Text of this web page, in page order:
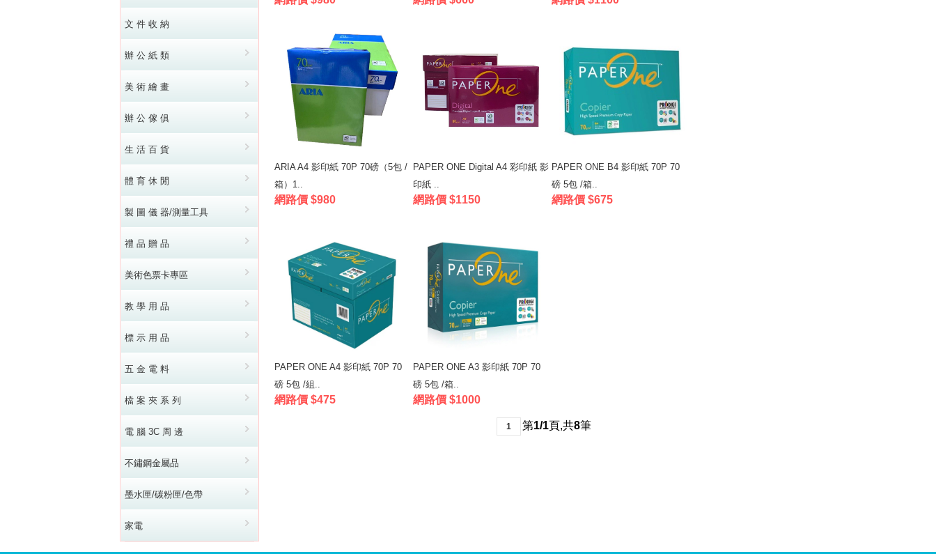
文 件 收 納
辦 公 紙 類
美 術 繪 畫
辦 公 傢 俱
生 活 百 貨
體 育 休 閒
製 圖 儀 器/測量工具
禮 品 贈 品
美術色票卡專區
教 學 用 品
標 示 用 品
五 金 電 料
檔 案 夾 系 列
電 腦 3C 周 邊
不鏽鋼金屬品
墨水匣/碳粉匣/色帶
家電
ARIA A4 影印紙 70P 70磅（5包 /
箱）1..
網路價 $980
PAPER ONE Digital A4 彩印紙 影
印紙 ..
網路價 $1150
PAPER ONE B4 影印紙 70P 70
磅 5包 /箱..
網路價 $675
PAPER ONE A4 影印紙 70P 70
磅 5包 /組..
網路價 $475
PAPER ONE A3 影印紙 70P 70
磅 5包 /箱..
網路價 $1000
1 第1/1頁,共8筆